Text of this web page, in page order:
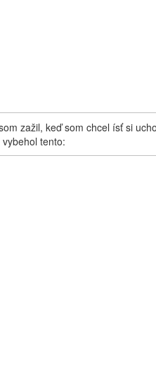
zažil, keď som chcel ísť si
tento: